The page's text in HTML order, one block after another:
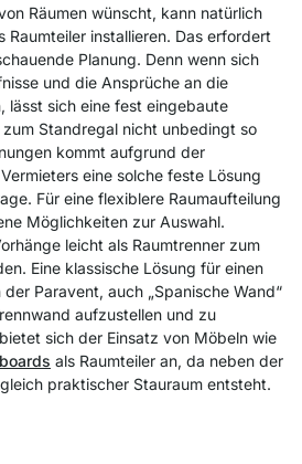
Räumen wünscht, kann natürlich
Raumteiler installieren. Das erfordert
Planung. Denn wenn sich
und die Ansprüche an die
lässt sich eine fest eingebaute
Standregal nicht unbedingt so
kommt aufgrund der
eine solche feste Lösung
Für eine flexiblere Raumaufteilung
Möglichkeiten zur Auswahl.
leicht als Raumtrenner zum
Eine klassische Lösung für einen
Paravent, auch „Spanische Wand“
aufzustellen und zu
sich der Einsatz von Möbeln wie
als Raumteiler an, da neben der
praktischer Stauraum entsteht.